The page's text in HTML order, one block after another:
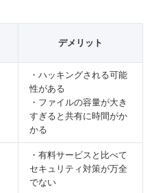
デメリット
・ハッキングされる可能
性がある
・ファイルの容量が大き
すぎると共有に時間がか
かる
・有料サービスと比べて
セキュリティ対策が万全
でない